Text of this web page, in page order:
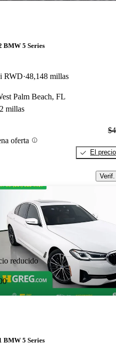
BMW 5 Series
RWD 48,148 millas
Palm Beach, FL
millas
oferta
El
Aviso
reducido
BMW 5 Series